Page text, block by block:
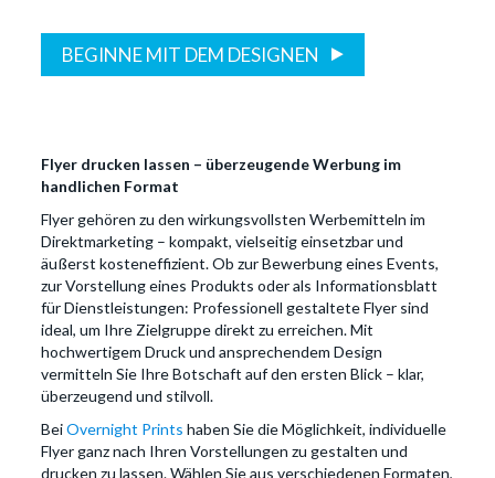
BEGINNE MIT DEM DESIGNEN
Flyer drucken lassen – überzeugende Werbung im
handlichen Format
Flyer gehören zu den wirkungsvollsten Werbemitteln im
Direktmarketing – kompakt, vielseitig einsetzbar und
äußerst kosteneffizient. Ob zur Bewerbung eines Events,
zur Vorstellung eines Produkts oder als Informationsblatt
für Dienstleistungen: Professionell gestaltete Flyer sind
ideal, um Ihre Zielgruppe direkt zu erreichen. Mit
hochwertigem Druck und ansprechendem Design
vermitteln Sie Ihre Botschaft auf den ersten Blick – klar,
überzeugend und stilvoll.
BeiOvernight Prints haben Sie die Möglichkeit, individuelle
Flyer ganz nach Ihren Vorstellungen zu gestalten und
drucken zu lassen. Wählen Sie aus verschiedenen Formaten,